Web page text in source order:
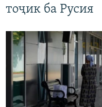
тоҷик ба Русия